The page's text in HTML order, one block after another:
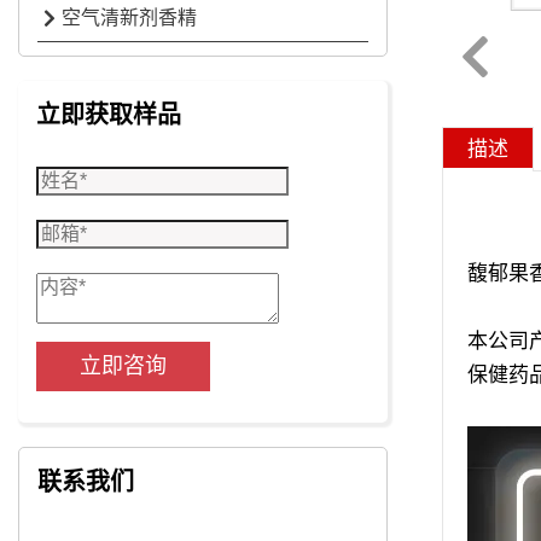
空气清新剂香精
立即获取样品
立即咨询
联系我们
描述
馥郁果
本公司
保健药